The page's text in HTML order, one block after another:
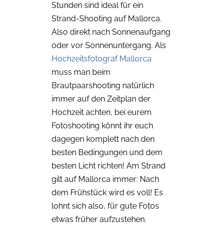
Stunden sind ideal für ein
Strand-Shooting auf Mallorca.
Also direkt nach Sonnenaufgang
oder vor Sonnenuntergang. Als
Hochzeitsfotograf Mallorca
muss man beim
Brautpaarshooting natürlich
immer auf den Zeitplan der
Hochzeit achten, bei eurem
Fotoshooting könnt ihr euch
dagegen komplett nach den
besten Bedingungen und dem
besten Licht richten! Am Strand
gilt auf Mallorca immer: Nach
dem Frühstück wird es voll! Es
lohnt sich also, für gute Fotos
etwas früher aufzustehen.